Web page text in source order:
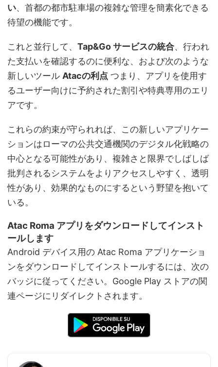
い、首都の都市駐車場の複雑な管理を簡素化できる
待望の機能です。
これと並行して、 Tap&Go サービスの統合、行われ
た支払いを確認するのに便利な、および次のような
新しいツール Atacの利点 つまり、アプリを使用す
るユーザー向けに予約された割引や特典専用のエリ
アです。
これらの約束が守られれば、この新しいアプリケー
ションはローマの公共交通機関のデジタル化戦略の
中心となる可能性があり、複雑さと限界でしばしば
批判されるシステムをよりアクセスしやすく、透明
性があり、効果的なものにするという野望を抱いて
いる。
Atac Roma アプリをダウンロードしてインスト
ールします
Android デバイス用の Atac Roma アプリケーショ
ンをダウンロードしてインストールするには、次の
バッジに従ってください。Google Play ストアの関
連ページにリダイレクトされます。